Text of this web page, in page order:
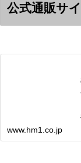
公式通販サ
www.hm1.co.jp